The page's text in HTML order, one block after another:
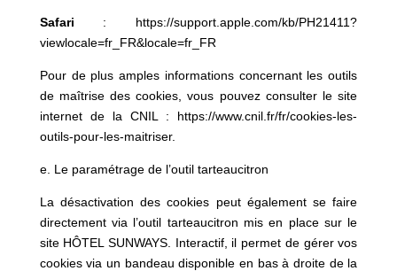
Safari : https://support.apple.com/kb/PH21411?
viewlocale=fr_FR&locale=fr_FR
Pour de plus amples informations concernant les outils
de maîtrise des cookies, vous pouvez consulter le site
internet de la CNIL : https://www.cnil.fr/fr/cookies-les-
outils-pour-les-maitriser.
e. Le paramétrage de l’outil tarteaucitron
La désactivation des cookies peut également se faire
directement via l’outil tarteaucitron mis en place sur le
site HÔTEL SUNWAYS. Interactif, il permet de gérer vos
cookies via un bandeau disponible en bas à droite de la